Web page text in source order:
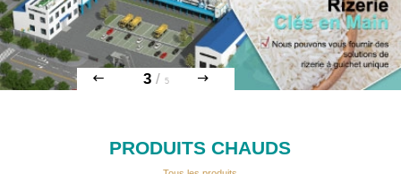
3/ 5
PRODUITS CHAUDS